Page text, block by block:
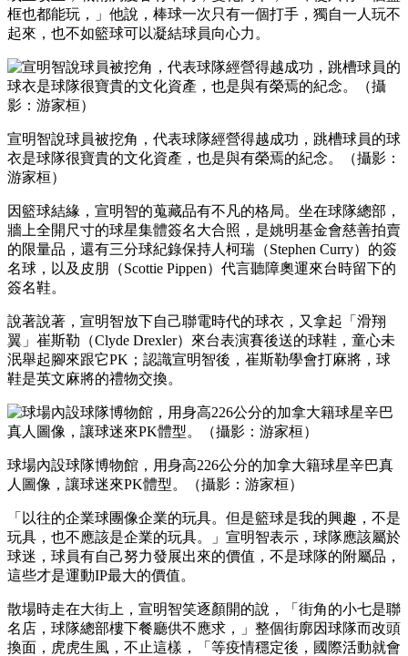
框也都能玩，」他說，棒球一次只有一個打手，獨自一人玩不
起來，也不如籃球可以凝結球員向心力。
宣明智說球員被挖角，代表球隊經營得越成功，跳槽球員的球
衣是球隊很寶貴的文化資產，也是與有榮焉的紀念。（攝影：
游家桓）
因籃球結緣，宣明智的蒐藏品有不凡的格局。坐在球隊總部，
牆上全開尺寸的球星集體簽名大合照，是姚明基金會慈善拍賣
的限量品，還有三分球紀錄保持人柯瑞（Stephen Curry）的簽
名球，以及皮朋（Scottie Pippen）代言聽障奧運來台時留下的
簽名鞋。
說著說著，宣明智放下自己聯電時代的球衣，又拿起「滑翔
翼」崔斯勒（Clyde Drexler）來台表演賽後送的球鞋，童心未
泯舉起腳來跟它PK；認識宣明智後，崔斯勒學會打麻將，球
鞋是英文麻將的禮物交換。
球場內設球隊博物館，用身高226公分的加拿大籍球星辛巴真
人圖像，讓球迷來PK體型。（攝影：游家桓）
「以往的企業球團像企業的玩具。但是籃球是我的興趣，不是
玩具，也不應該是企業的玩具。」宣明智表示，球隊應該屬於
球迷，球員有自己努力發展出來的價值，不是球隊的附屬品，
這些才是運動IP最大的價值。
散場時走在大街上，宣明智笑逐顏開的說，「街角的小七是聯
名店，球隊總部樓下餐廳供不應求，」整個街廓因球隊而改頭
換面，虎虎生風，不止這樣，「等疫情穩定後，國際活動就會